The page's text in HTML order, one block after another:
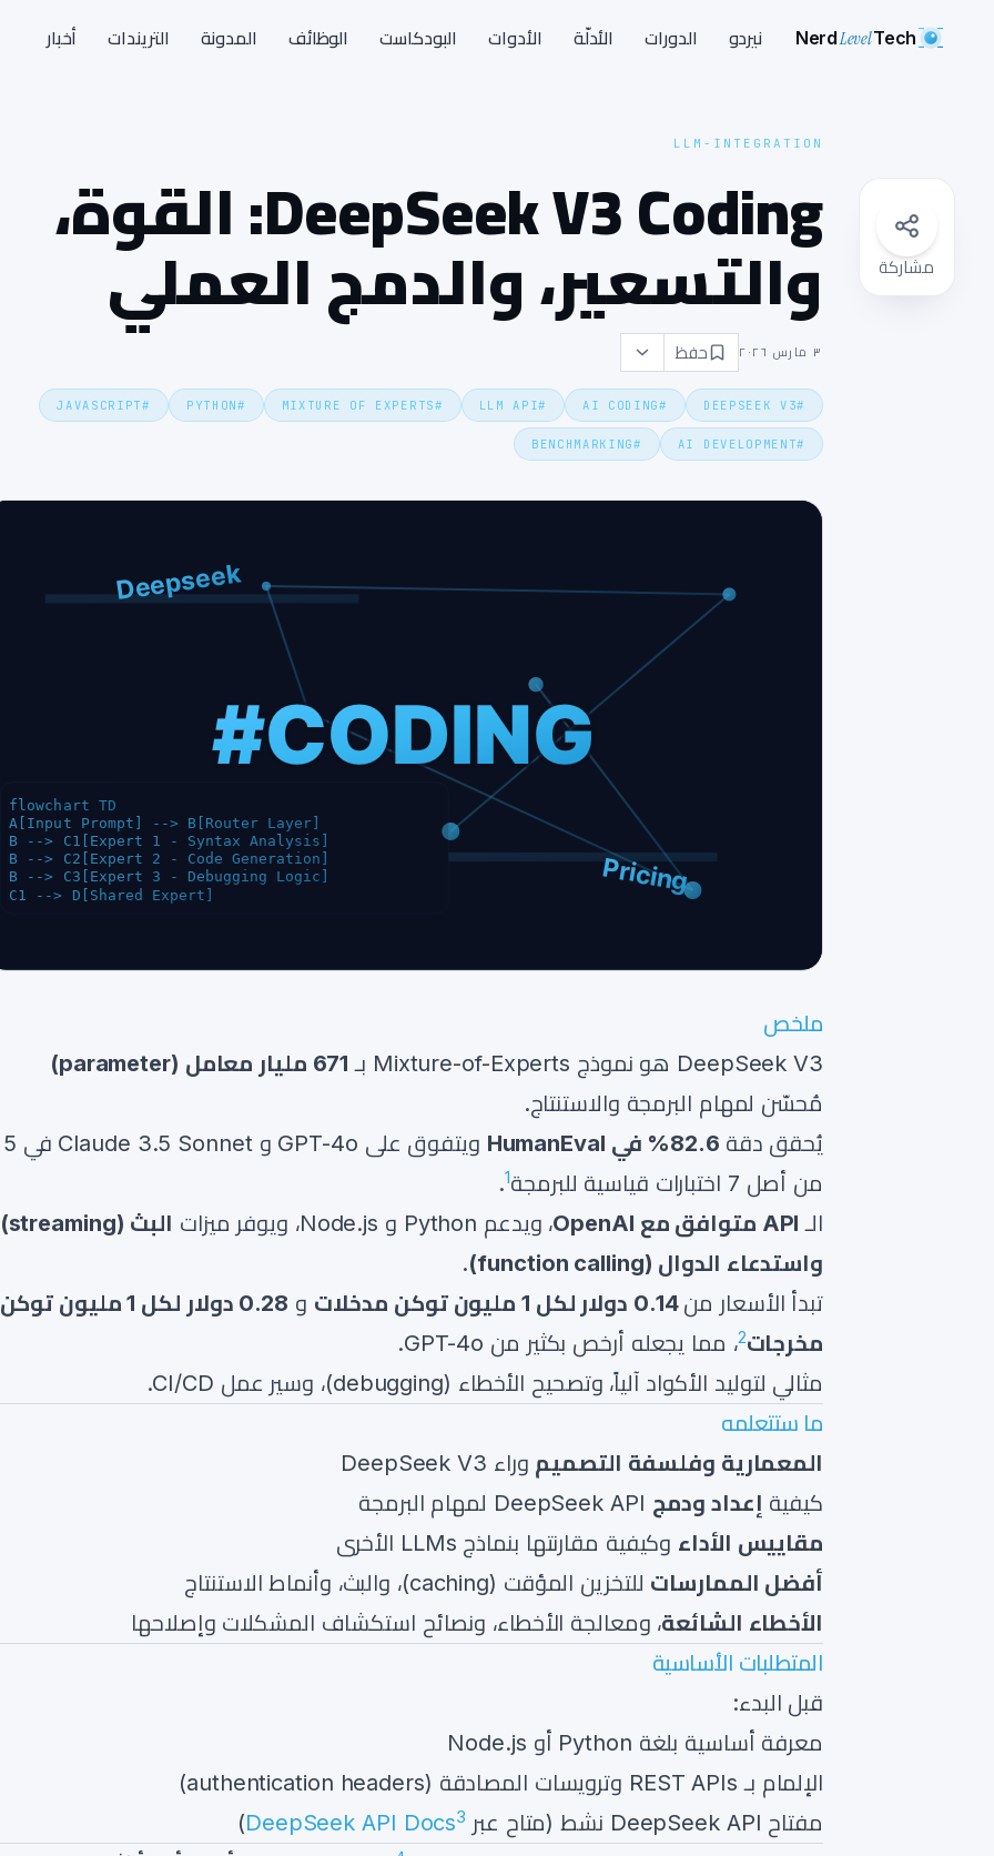
NerdLevelTech نيردو الدورات الأدلّة الأدوات البودكاست الوظائف المدونة التريندات أخبار
مشاركة
LLM-INTEGRATION
DeepSeek V3 Coding: القوة،
والتسعير، والدمج العملي
٣ مارس ٢٠٢٦ حفظ
#
DEEPSEEK V3
#
AI CODING
#
LLM API
#
MIXTURE OF EXPERTS
#
PYTHON
#
JAVASCRIPT
#
AI DEVELOPMENT
#
BENCHMARKING
ملخص
DeepSeek V3 هو نموذج Mixture-of-Experts بـ
671 مليار معامل (parameter)
مُحسّن لمهام البرمجة والاستنتاج.
يُحقق دقة82.6% في HumanEval
ويتفوق على GPT-4o و Claude 3.5 Sonnet في 5
من أصل 7 اختبارات قياسية للبرمجة
1
.
الـ API متوافق مع OpenAI ، ويدعم Python و Node.js، ويوفر ميزات
البث (streaming)
واستدعاء الدوال (function calling)
.
تبدأ الأسعار من0.14 دولار لكل 1 مليون توكن مدخلات و
0.28 دولار لكل 1 مليون توكن
مخرجات2، مما يجعله أرخص بكثير من GPT-4o.
مثالي لتوليد الأكواد آلياً، وتصحيح الأخطاء (debugging)، وسير عمل CI/CD.
ما ستتعلمه
المعمارية وفلسفة التصميم وراء DeepSeek V3
كيفية إعداد ودمج
مقاييس الأداء وكيفية مقارنتها بنماذج LLMs الأخرى
أفضل الممارسات للتخزين المؤقت (caching)، والبث، وأنماط الاستنتاج
الأخطاء الشائعة، ومعالجة الأخطاء، ونصائح استكشاف المشكلات وإصلاحها
المتطلبات الأساسية
قبل البدء:
معرفة أساسية بلغة Python أو Node.js
الإلمام بـ REST APIs وترويسات المصادقة (authentication headers)
مفتاح DeepSeek API نشط (متاح عبر
DeepSeek API Docs3
)